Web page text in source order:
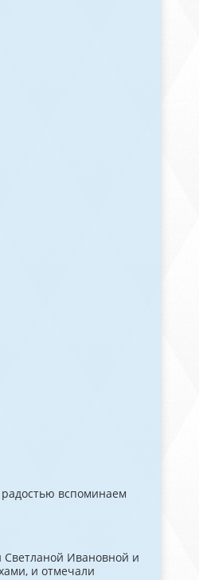
вспоминаем
Ивановной и
и отмечали